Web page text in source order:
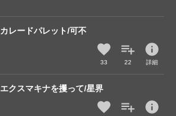
カレードパレット/可不
33 22
info
詳細
エクスマキナを攫って/星界
info